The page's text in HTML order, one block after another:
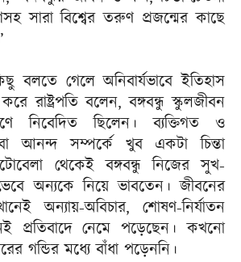
সারা বিশ্বের তরুণ প্রজন্মের কাছে
বলতে গেলে অনিবার্যভাবে ইতিহাস
রাষ্ট্রপতি বলেন, বঙ্গবন্ধু স্কুলজীবন
নিবেদিত ছিলেন। ব্যক্তিগত ও
আনন্দ সম্পর্কে খুব একটা চিন্তা
থেকেই বঙ্গবন্ধু নিজের সুখ-
অন্যকে নিয়ে ভাবতেন। জীবনের
অন্যায়-অবিচার, শোষণ-নির্যাতন
প্রতিবাদে নেমে পড়েছেন। কখনো
গন্ডির মধ্যে বাঁধা পড়েননি।